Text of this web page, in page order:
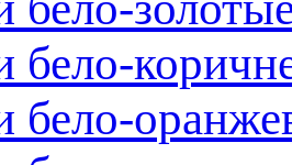
бело-
бело-